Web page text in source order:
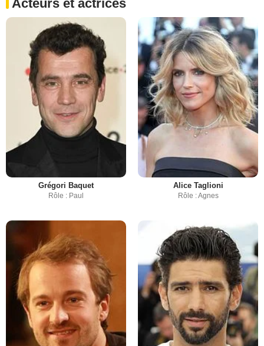
Acteurs et actrices
Grégori Baquet
Rôle : Paul
Alice Taglioni
Rôle : Agnes